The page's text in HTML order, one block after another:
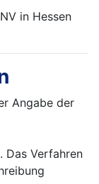
in Hessen
Angabe der
Das Verfahren